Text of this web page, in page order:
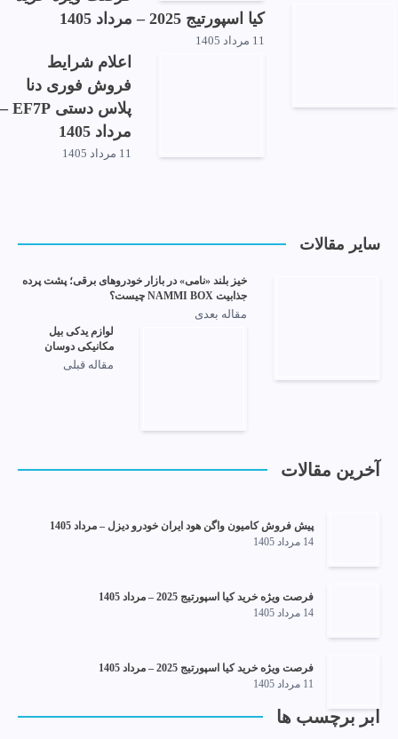
کیا اسپورتیج 2025 – مرداد 1405
11 مرداد 1405
اعلام شرایط
فروش فوری دنا
پلاس دستی EF7P –
مرداد 1405
11 مرداد 1405
سایر مقالات
خیز بلند «نامی» در بازار خودروهای برقی؛ پشت پرده
جذابیت NAMMI BOX چیست؟
مقاله بعدی
لوازم یدکی بیل
مکانیکی دوسان
مقاله قبلی
آخرین مقالات
پیش فروش کامیون واگن هود ایران خودرو دیزل – مرداد 1405
14 مرداد 1405
فرصت ویژه خرید کیا اسپورتیج 2025 – مرداد 1405
14 مرداد 1405
فرصت ویژه خرید کیا اسپورتیج 2025 – مرداد 1405
11 مرداد 1405
ابر برچسب ها